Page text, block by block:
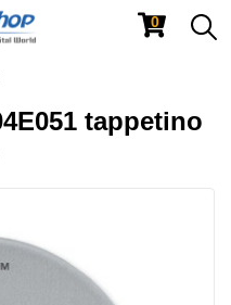
0
tappetino